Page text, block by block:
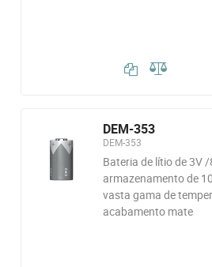
DEM-353
DEM-353
Bateria de lítio de 3V
armazenamento de
vasta gama de
acabamento mate